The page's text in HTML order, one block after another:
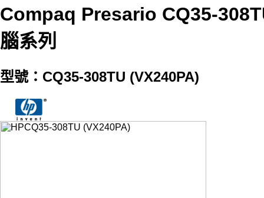
Compaq Presario CQ35-
腦系列
型號：CQ35-308TU (VX240PA)